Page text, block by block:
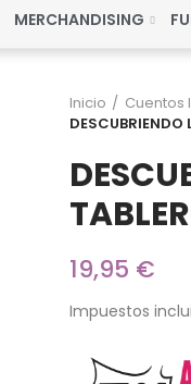
MERCHANDISING
Inicio Cuentos
19,95 €
Impuestos